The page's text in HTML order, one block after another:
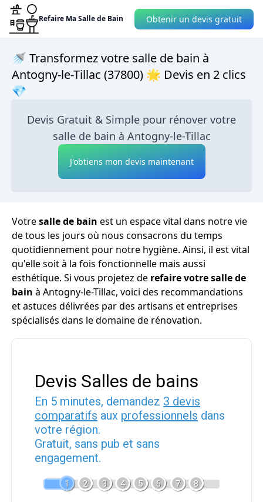
Refaire Ma Salle de Bain Obtenir un devis gratuit
🚿 Transformez votre salle de bain à
Antogny-le-Tillac (37800) 🌟 Devis en 2 clics
💎
Devis Gratuit & Simple pour rénover votre
salle de bain à Antogny-le-Tillac
J'obtiens mon devis maintenant
Votresalle de bain est un espace vital dans notre vie
de tous les jours où nous consacrons du temps
quotidiennement pour notre hygiène. Ainsi, il est vital
qu'elle soit à la fois fonctionnelle mais aussi
esthétique. Si vous projetez de refaire votre salle de
bain à Antogny-le-Tillac, voici des recommandations
et astuces délivrées par des artisans et entreprises
spécialisés dans le domaine de rénovation.
Devis Salles de bains
En 5 minutes, demandez 3 devis
comparatifs aux professionnels dans
votre région.
Gratuit, sans pub et sans
engagement.
1 2 3 4 5 6 7 8